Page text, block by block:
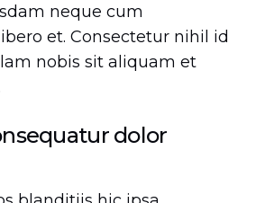
neque cum
et. Consectetur nihil id
nobis sit aliquam et
dolor